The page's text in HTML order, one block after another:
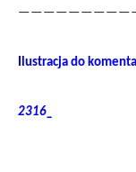
Ilustracja do
2316_